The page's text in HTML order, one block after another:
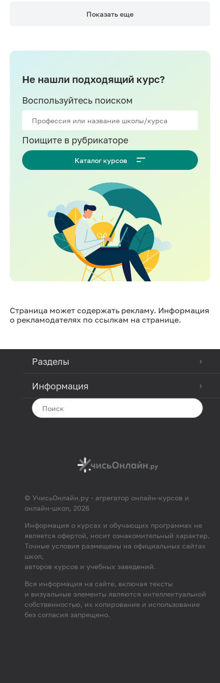
Показать еще
Не нашли подходящий курс?
Воспользуйтесь поиском
Поищите в рубрикаторе
Каталог курсов
Страница может содержать рекламу. Информация
о рекламодателях по ссылкам на странице.
Разделы
Информация
© УчисьОнлайн.ру - агрегатор онлайн-курсов и
онлайн-школ, 2026
Информация о курсах и обучающих программах не
является офертой, носит ознакомительный характер.
Точные условия размещены на официальных сайтах
школ,
авторов курсов и учебных заведений.
Вся информация на сайте, включая тексты
и визуальные элементы являются интеллектуальной
собственностью, их копирование и использование
без согласия запрещено.